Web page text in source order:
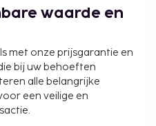
waarde en
met onze prijsgarantie en
bij uw behoeften
alle belangrijke
een veilige en